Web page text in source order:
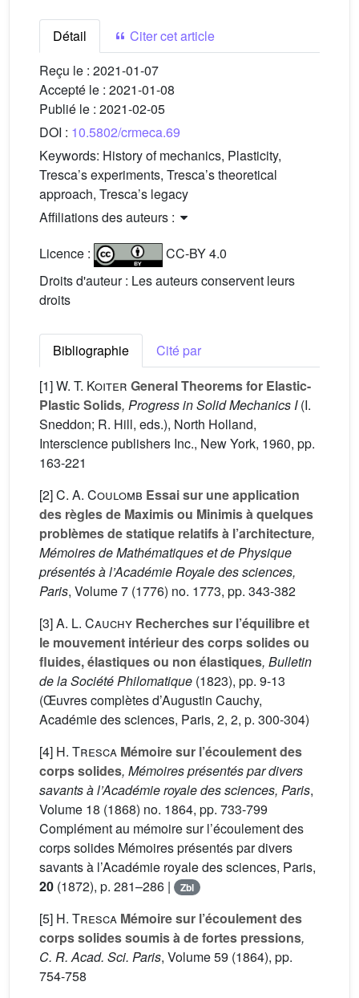
Détail
Citer cet article
Reçu le : 2021-01-07
Accepté le : 2021-01-08
Publié le : 2021-02-05
DOI : 10.5802/crmeca.69
Keywords: History of mechanics, Plasticity,
Tresca’s experiments, Tresca’s theoretical
approach, Tresca’s legacy
Affiliations des auteurs :
Licence :
CC-BY 4.0
Droits d'auteur : Les auteurs conservent leurs
droits
Bibliographie
Cité par
[1]W. T. Koiter General Theorems for Elastic-
Plastic Solids, Progress in Solid Mechanics I(I.
Sneddon; R. Hill, eds.), North Holland,
Interscience publishers Inc., New York, 1960, pp.
163-221
[2]C. A. Coulomb Essai sur une application
des règles de Maximis ou Minimis à quelques
problèmes de statique relatifs à l’architecture,
Mémoires de Mathématiques et de Physique
présentés à l’Académie Royale des sciences,
Paris, Volume 7 (1776) no. 1773, pp. 343-382
[3]A. L. Cauchy Recherches sur l’équilibre et
le mouvement intérieur des corps solides ou
fluides, élastiques ou non élastiques, Bulletin
de la Société Philomatique (1823), pp. 9-13
(Œuvres complètes d’Augustin Cauchy,
Académie des sciences, Paris, 2, 2, p. 300-304)
[4] H. Tresca Mémoire sur l’écoulement des
corps solides, Mémoires présentés par divers
savants à l’Académie royale des sciences, Paris,
Volume 18 (1868) no. 1864, pp. 733-799
Complément au mémoire sur l’écoulement des
corps solides Mémoires présentés par divers
savants à l’Académie royale des sciences, Paris,
20 (1872), p. 281–286 | Zbl
[5] H. Tresca Mémoire sur l’écoulement des
corps solides soumis à de fortes pressions,
C. R. Acad. Sci. Paris, Volume 59 (1864), pp.
754-758